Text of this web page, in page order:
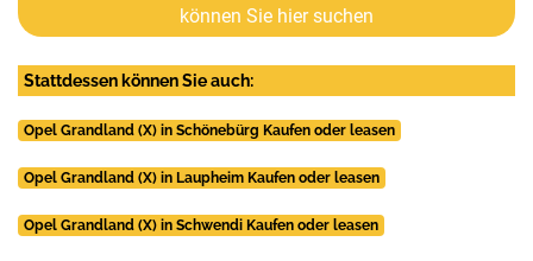
können Sie hier suchen
Stattdessen können Sie auch:
Opel Grandland (X) in Schönebürg Kaufen oder leasen
Opel Grandland (X) in Laupheim Kaufen oder leasen
Opel Grandland (X) in Schwendi Kaufen oder leasen